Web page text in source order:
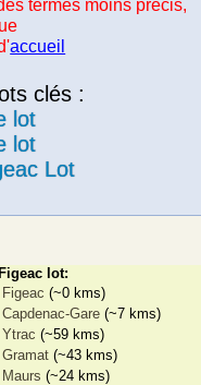
termes moins précis,
accueil
clés :
lot
lot
Lot
lot:
Figeac (~0 kms)
Capdenac-Gare (~7 kms)
Ytrac (~59 kms)
Gramat (~43 kms)
Maurs (~24 kms)